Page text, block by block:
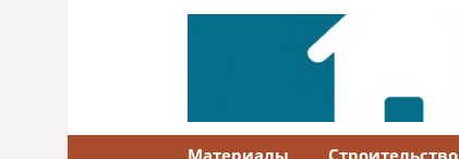
Материалы Строительство